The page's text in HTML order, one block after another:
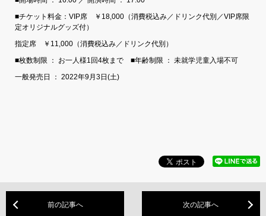
■チケット料金：VIP席 ￥18,000（消費税込み／ドリンク代別／VIP席限
定オリジナルグッズ付）
指定席 ￥11,000（消費税込み／ドリンク代別）
■枚数制限 ： お一人様1回4枚まで ■年齢制限 ： 未就学児童入場不可
一般発売日 ： 2022年9月3日(土)
前の記事へ 次の記事へ